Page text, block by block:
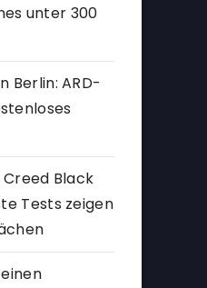
unter 300
Berlin: ARD-
Creed Black
Tests zeigen